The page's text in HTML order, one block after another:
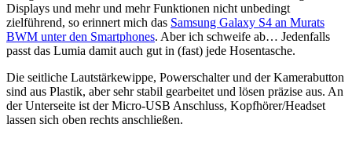
Displays und mehr und mehr Funktionen nicht unbedingt
zielführend, so erinnert mich das Samsung Galaxy S4 an Murats
BWM unter den Smartphones. Aber ich schweife ab… Jedenfalls
passt das Lumia damit auch gut in (fast) jede Hosentasche.
Die seitliche Lautstärkewippe, Powerschalter und der Kamerabutton
sind aus Plastik, aber sehr stabil gearbeitet und lösen präzise aus. An
der Unterseite ist der Micro-USB Anschluss, Kopfhörer/Headset
lassen sich oben rechts anschließen.